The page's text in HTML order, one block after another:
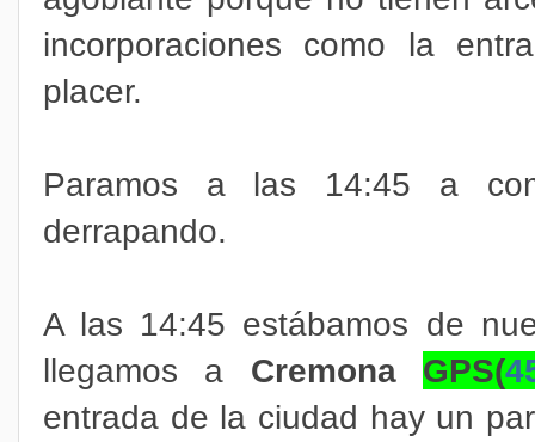
incorporaciones como la
placer.
Paramos a las 14:45 a
derrapando.
A las 14:45 estábamos de
llegamos a Cremona GPS(
entrada de la ciudad hay un